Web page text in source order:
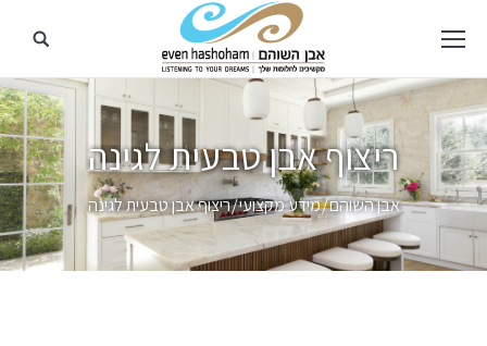
ריצוף אבן טבעית לגינה
מיקומך כאן אבן השוהם מידע מקצועי ריצוף אבן טבעית לגינה